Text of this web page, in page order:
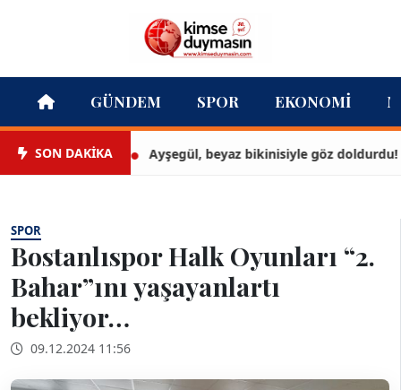
GÜNDEM SPOR EKONOMI
SON DAKİKA Ayşegül, beyaz bikinisiyle göz doldurdu!
SPOR
Bostanlıspor Halk Oyunları “2.
Bahar”ını yaşayanlartı
bekliyor…
09.12.2024 11:56